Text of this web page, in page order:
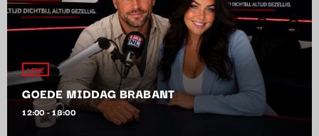
LIVE
GOEDE MIDDAG BRABANT
12:00 - 18:00